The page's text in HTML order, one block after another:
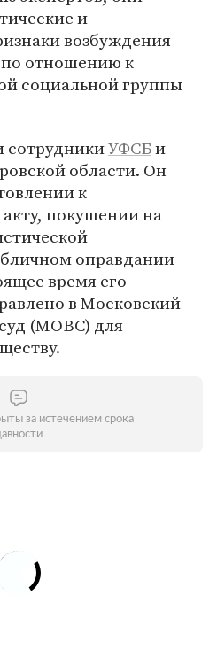
и
возбуждения
отношению к
социальной группы
УФСБи
области. Он
к
покушении на
оправдании
время его
в Московский
(МОВС) для
за истечением срока